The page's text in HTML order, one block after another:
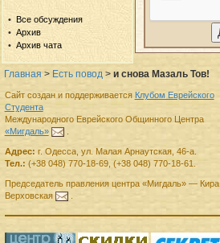
Все обсуждения
Архив
Архив чата
Главная > Есть повод > и снова Мазаль Тов!
Сайт создан и поддерживается Клубом Еврейского
Студента
Международного Еврейского Общинного Центра
«Мигдаль»
.
Адрес: г. Одесса, ул. Малая Арнаутская, 46-а.
Тел.: (+38 048) 770-18-69, (+38 048) 770-18-61
Председатель правленияцентра «Мигдаль»— Кира
Верховская
.